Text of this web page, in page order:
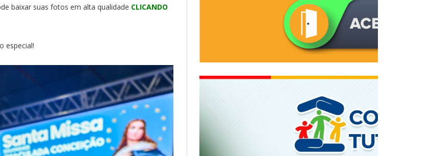
baixar suas fotos em alta qualidade CLICANDO
especial!